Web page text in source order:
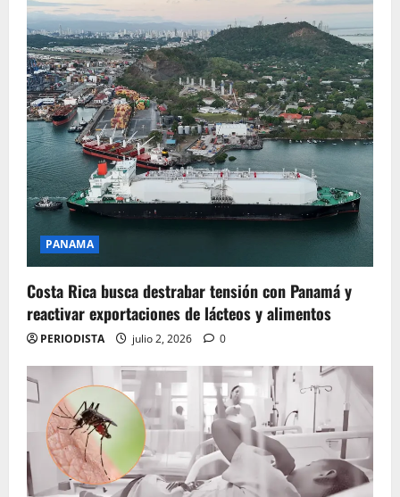
PANAMA
Costa Rica busca destrabar tensión con Panamá y
reactivar exportaciones de lácteos y alimentos
PERIODISTA julio 2, 2026 0